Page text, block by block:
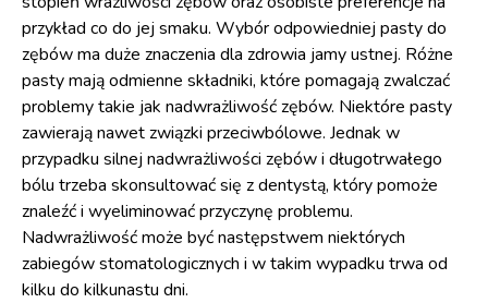
przykład co do jej smaku. Wybór odpowiedniej pasty do
zębów ma duże znaczenia dla zdrowia jamy ustnej. Różne
pasty mają odmienne składniki, które pomagają zwalczać
problemy takie jak nadwrażliwość zębów. Niektóre pasty
zawierają nawet związki przeciwbólowe. Jednak w
przypadku silnej nadwrażliwości zębów i długotrwałego
bólu trzeba skonsultować się z dentystą, który pomoże
znaleźć i wyeliminować przyczynę problemu.
Nadwrażliwość może być następstwem niektórych
zabiegów stomatologicznych i w takim wypadku trwa od
kilku do kilkunastu dni.